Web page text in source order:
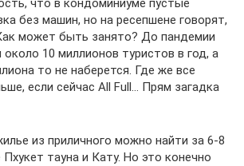
что в кондоминиуме пустые
без машин, но на ресепшене говорят,
может быть занято? До пандемии
10 миллионов туристов в год, а
то не наберется. Где же все
если сейчас All Full… Прям загадка
из приличного можно найти за 6-8
тауна и Кату. Но это конечно